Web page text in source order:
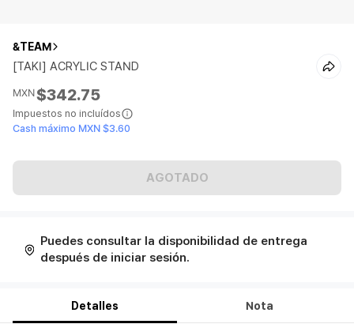
&TEAM
[TAKI] ACRYLIC STAND
MXN$342.75
Impuestos no incluídos
Cash máximo MXN $3.60
AGOTADO
Puedes consultar la disponibilidad de entrega
después de iniciar sesión.
Detalles Nota